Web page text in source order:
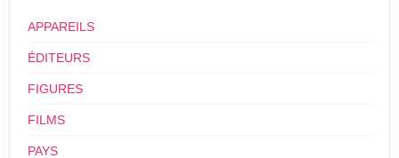
APPAREILS
ÉDITEURS
FIGURES
FILMS
PAYS